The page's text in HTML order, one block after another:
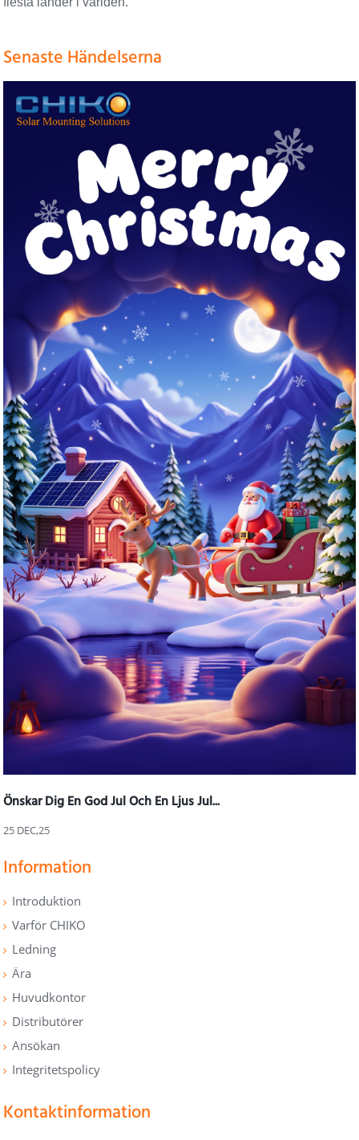
Senaste Händelserna
Önskar Dig En God Jul Och En Ljus Jul...
25 DEC,25
Information
Introduktion
Varför CHIKO
Ledning
Ära
Huvudkontor
Distributörer
Ansökan
Integritetspolicy
Kontaktinformation